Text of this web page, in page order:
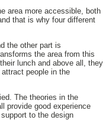
area more accessible, both
that is why four different
the other part is
the area from this
lunch and above all, they
people in the
The theories in the
provide good experience
to the design